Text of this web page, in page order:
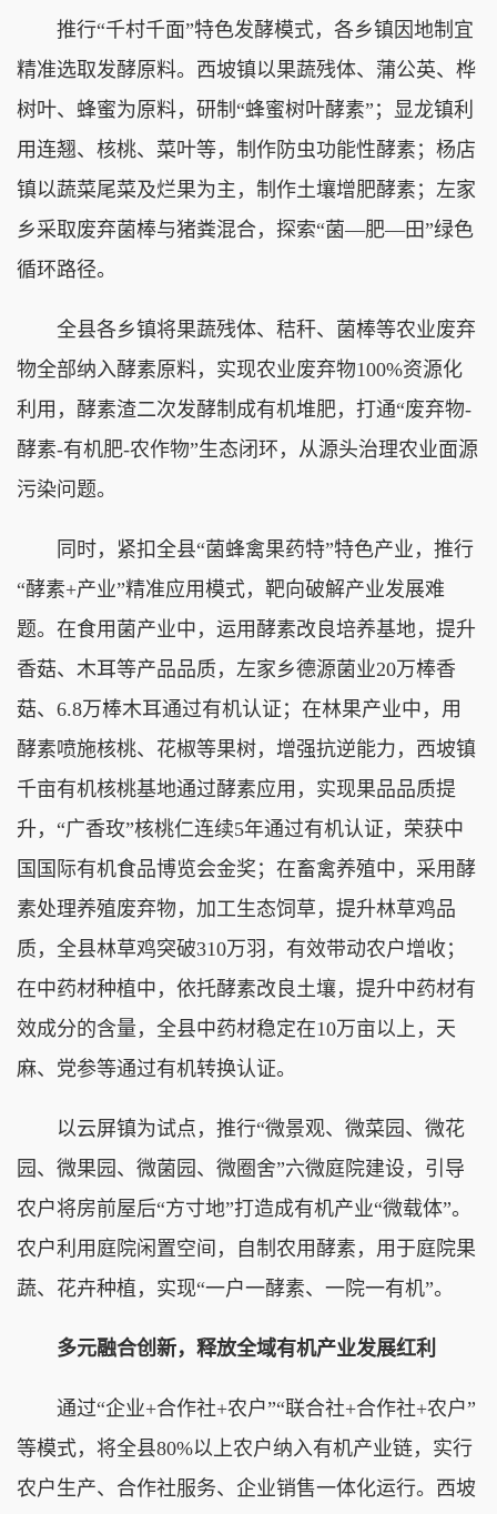
推行“千村千面”特色发酵模式，各乡镇因地制宜
精准选取发酵原料。西坡镇以果蔬残体、蒲公英、桦
树叶、蜂蜜为原料，研制“蜂蜜树叶酵素”；显龙镇利
用连翘、核桃、菜叶等，制作防虫功能性酵素；杨店
镇以蔬菜尾菜及烂果为主，制作土壤增肥酵素；左家
乡采取废弃菌棒与猪粪混合，探索“菌—肥—田”绿色
循环路径。
全县各乡镇将果蔬残体、秸秆、菌棒等农业废弃
物全部纳入酵素原料，实现农业废弃物100%资源化
利用，酵素渣二次发酵制成有机堆肥，打通“废弃物-
酵素-有机肥-农作物”生态闭环，从源头治理农业面源
污染问题。
同时，紧扣全县“菌蜂禽果药特”特色产业，推行
“酵素+产业”精准应用模式，靶向破解产业发展难
题。在食用菌产业中，运用酵素改良培养基地，提升
香菇、木耳等产品品质，左家乡德源菌业20万棒香
菇、6.8万棒木耳通过有机认证；在林果产业中，用
酵素喷施核桃、花椒等果树，增强抗逆能力，西坡镇
千亩有机核桃基地通过酵素应用，实现果品品质提
升，“广香玫”核桃仁连续5年通过有机认证，荣获中
国国际有机食品博览会金奖；在畜禽养殖中，采用酵
素处理养殖废弃物，加工生态饲草，提升林草鸡品
质，全县林草鸡突破310万羽，有效带动农户增收；
在中药材种植中，依托酵素改良土壤，提升中药材有
效成分的含量，全县中药材稳定在10万亩以上，天
麻、党参等通过有机转换认证。
以云屏镇为试点，推行“微景观、微菜园、微花
园、微果园、微菌园、微圈舍”六微庭院建设，引导
农户将房前屋后“方寸地”打造成有机产业“微载体”。
农户利用庭院闲置空间，自制农用酵素，用于庭院果
蔬、花卉种植，实现“一户一酵素、一院一有机”。
多元融合创新，释放全域有机产业发展红利
通过“企业+合作社+农户”“联合社+合作社+农户”
等模式，将全县80%以上农户纳入有机产业链，实行
农户生产、合作社服务、企业销售一体化运行。西坡